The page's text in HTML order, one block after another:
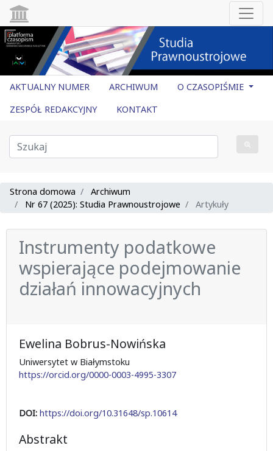
AKTUALNY NUMER ARCHIWUM
O CZASOPIŚMIE
ZESPÓŁ REDAKCYJNY
KONTAKT
Strona domowa
Archiwum
Nr 67 (2025): Studia Prawnoustrojowe
Artykuły
Instrumenty podatkowe
wspierające podejmowanie
działań innowacyjnych
Ewelina Bobrus-Nowińska
Uniwersytet w Białymstoku
https://orcid.org/0000-0003-4995-3307
DOI: https://doi.org/10.31648/sp.10614
Abstrakt